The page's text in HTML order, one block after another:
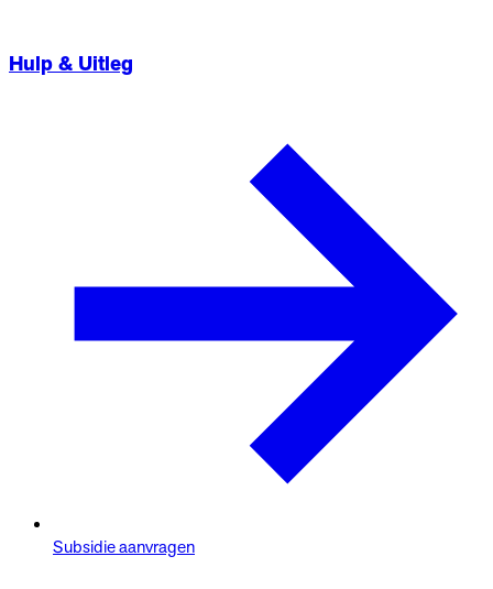
Hulp & Uitleg
Subsidie aanvragen